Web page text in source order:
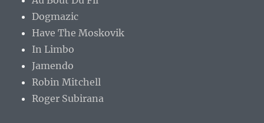
Dogmazic
Have The Moskovik
In Limbo
Jamendo
Robin Mitchell
Roger Subirana